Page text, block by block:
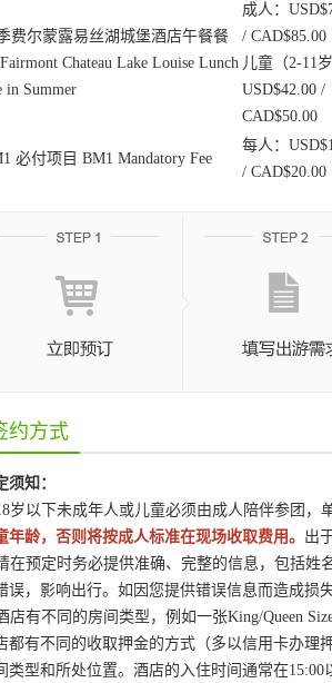
费尔蒙露易丝湖城堡酒店午餐餐
Chateau Lake Louise Lunch
in Summer
成人：
/ CAD$85.00
儿童（2-11
USD$42.00 /
CAD$50.00
必付项目 BM1 Mandatory Fee
每人：
/ CAD$20.00
约方式
须知：
岁以下未成年人或儿童必须由成人陪伴参团
年龄，否则将按成人标准在现场收取费用。 出
在预定时务必提供准确、完整的信息，包括
误，影响出行。如因您提供错误信息而造成损
店有不同的房间类型，例如一张King/Queen
都有不同的收取押金的方式（多以信用卡办理
类型和所处位置。酒店的入住时间通常在15:00